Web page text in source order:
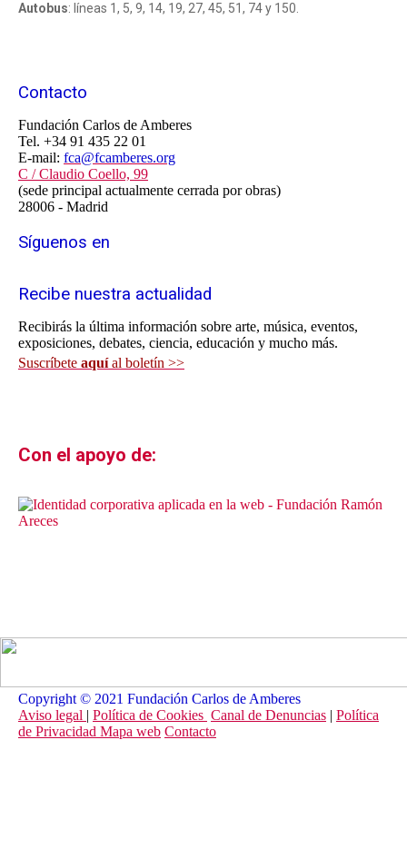
Autobus: líneas 1, 5, 9, 14, 19, 27, 45, 51, 74 y 150.
Contacto
Fundación Carlos de Amberes
Tel. +34 91 435 22 01
E-mail: fca@fcamberes.org
C / Claudio Coello, 99
(sede principal actualmente cerrada por obras)
28006 - Madrid
Síguenos en
Recibe nuestra actualidad
Recibirás la última información sobre arte, música, eventos,
exposiciones, debates, ciencia, educación y mucho más.
Suscríbete aquíal boletín >>
Con el apoyo de:
Copyright © 2021 Fundación Carlos de Amberes
Aviso legal | Política de Cookies Canal de Denuncias | Política
de Privacidad Mapa web Contacto